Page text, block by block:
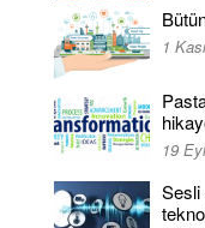
1
19
Sesli